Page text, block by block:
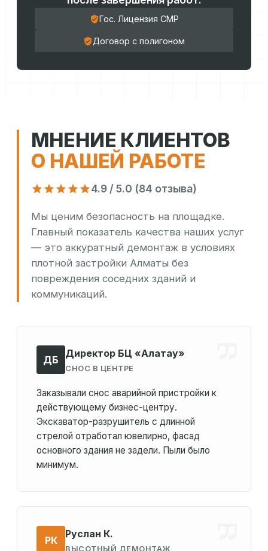
Гос. Лицензия СМР
Договор с полигоном
МНЕНИЕ КЛИЕНТОВ
О НАШЕЙ РАБОТЕ
4.9 / 5.0 (84 отзыва)
Мы ценим безопасность на площадке.
Главный показатель качества наших услуг
— это аккуратный демонтаж в условиях
плотной застройки Алматы без
повреждения соседних зданий и
коммуникаций.
ДБ
Директор БЦ «Алатау»
СНОС В ЦЕНТРЕ
Заказывали снос аварийной пристройки к
действующему бизнес-центру.
Экскаватор-разрушитель с длинной
стрелой отработал ювелирно, фасад
основного здания не задели. Пыли было
минимум.
РК
Руслан К.
ВЫСОТНЫЙ ДЕМОНТАЖ